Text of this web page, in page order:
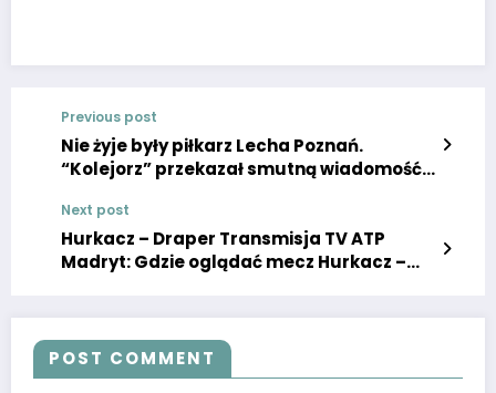
Previous post
Nie żyje były piłkarz Lecha Poznań.
“Kolejorz” przekazał smutną wiadomość!
Next post
Hurkacz – Draper Transmisja TV ATP
Madryt: Gdzie oglądać mecz Hurkacz –
POST COMMENT